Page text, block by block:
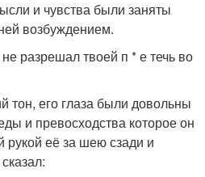
и чувства были заняты
возбуждением.
разрешал твоей п * е течь во
тон, его глаза были довольны
и превосходства которое он
рукой её за шею сзади и